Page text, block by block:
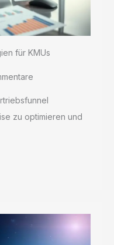
für KMUs
zu optimieren und